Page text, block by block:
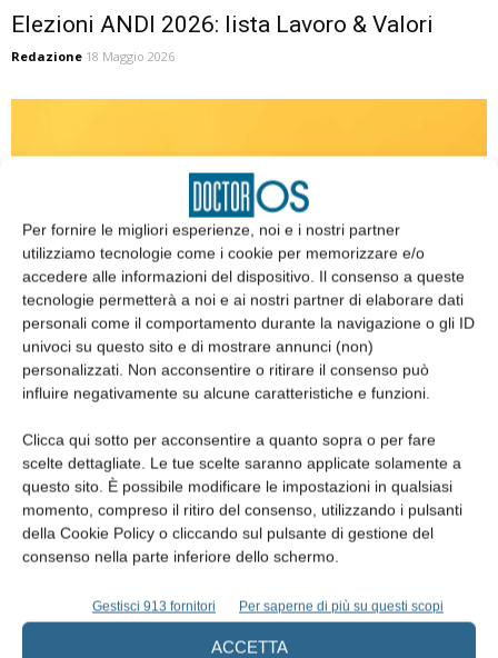
Per fornire le migliori esperienze, noi e i nostri partner
utilizziamo tecnologie come i cookie per memorizzare e/o
accedere alle informazioni del dispositivo. Il consenso a queste
tecnologie permetterà a noi e ai nostri partner di elaborare dati
personali come il comportamento durante la navigazione o gli ID
univoci su questo sito e di mostrare annunci (non)
personalizzati. Non acconsentire o ritirare il consenso può
influire negativamente su alcune caratteristiche e funzioni.
Clicca qui sotto per acconsentire a quanto sopra o per fare
scelte dettagliate. Le tue scelte saranno applicate solamente a
questo sito. È possibile modificare le impostazioni in qualsiasi
momento, compreso il ritiro del consenso, utilizzando i pulsanti
della Cookie Policy o cliccando sul pulsante di gestione del
consenso nella parte inferiore dello schermo.
Gestisci 913 fornitori Per saperne di più su questi scopi
ACCETTA
Elezioni ANDI 2026: lista Lavoro & Valori
Redazione 18 Maggio 2026
ANDI verso il futuro: visioni a confronto per la
presidenza